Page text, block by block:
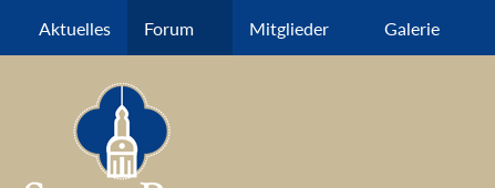
Aktuelles Forum Mitglieder Galerie